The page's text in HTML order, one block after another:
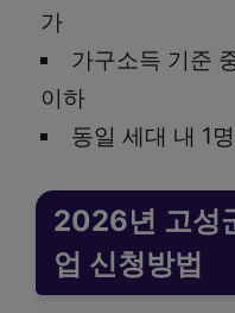
가
가구소득 기준
이하
동일 세대 내 1
2026년 고성
업 신청방법